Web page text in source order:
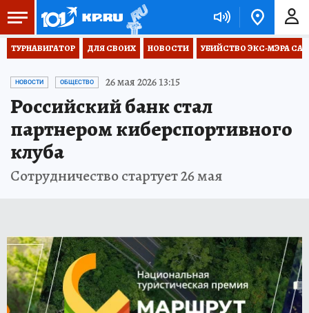
ТУРНАВИГАТОР ДЛЯ СВОИХ НОВОСТИ УБИЙСТВО ЭКС-МЭРА
НОВОСТИ ОБЩЕСТВО 26 мая 2026 13:15
Российский банк стал
партнером киберспортивного
клуба
Сотрудничество стартует 26 мая